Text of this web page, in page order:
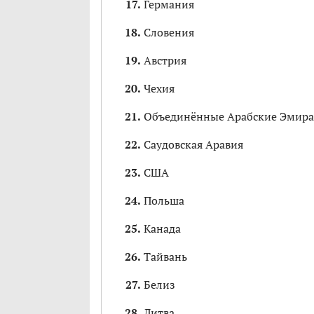
Германия
Словения
Австрия
Чехия
Объединённые Арабские
Саудовская Аравия
США
Польша
Канада
Тайвань
Белиз